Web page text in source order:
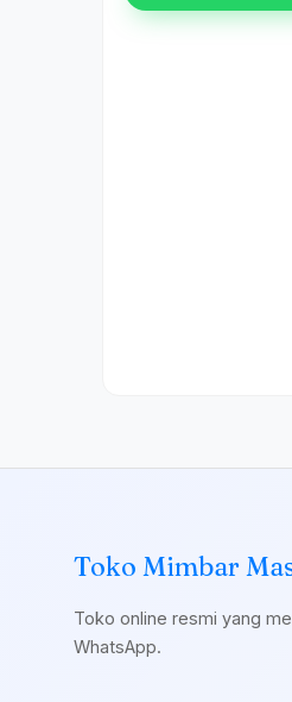
Toko Mimbar
Toko online resmi yang
WhatsApp.